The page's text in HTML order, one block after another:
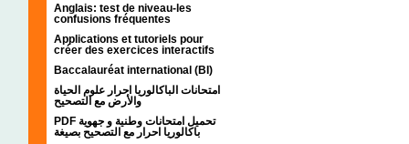
Anglais: test de niveau-les
confusions fréquentes
Applications et tutoriels pour
créer des exercices interactifs
Baccalauréat international (BI)
امتحانات الباكالوريا احرار علوم الحياة
والأرض مع التصحيح
PDF تحميل امتحانات وطنية و جهوية
باكالوريا احرار مع التصحيح بصيغة